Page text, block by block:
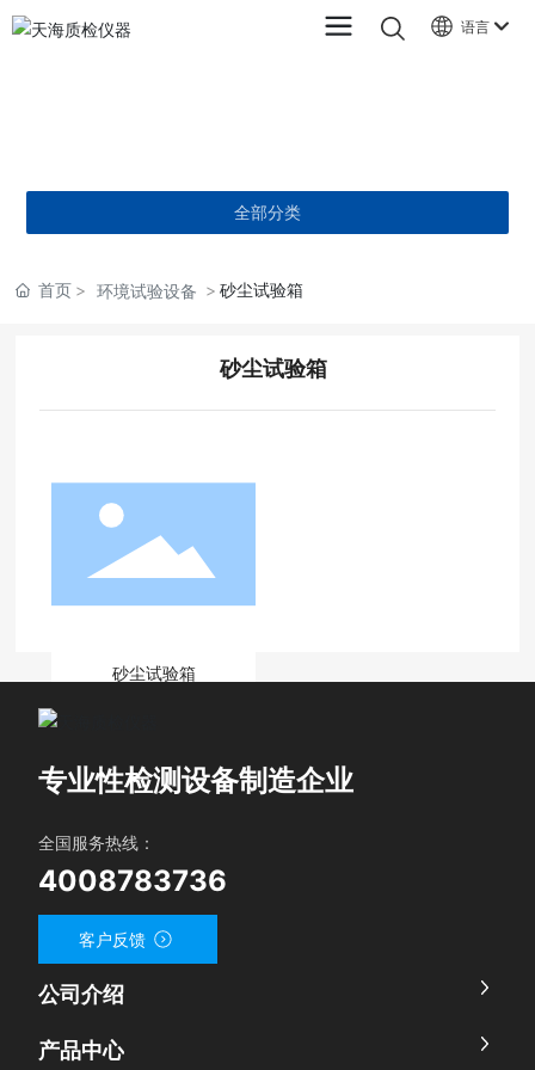
语言
全部分类
首页 环境试验设备 砂尘试验箱
砂尘试验箱
砂尘试验箱
专业性检测设备制造企业
全国服务热线：
4008783736
客户反馈
公司介绍
产品中心